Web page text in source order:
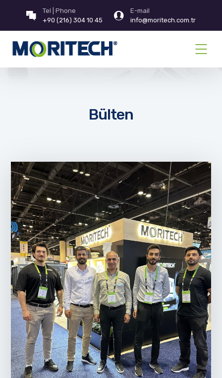
Tel | Phone
+90 (216) 304 10 45
E-mail
info@moritech.com.tr
Bülten